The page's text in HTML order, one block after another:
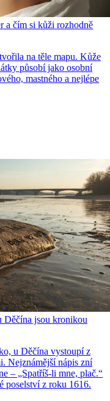
a čím si kůži rozhodně
na těle mapu. Kůže
působí jako osobní
mastného a nejlépe
Děčína jsou kronikou
u Děčína vystoupí z
Nejznámější nápis zní
– „Spatříš-li mne, plač.“
poselství z roku 1616.